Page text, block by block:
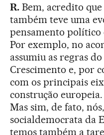
R.Bem, acredito que
também teve uma
pensamento político
Por exemplo, no
assumiu as regras
Crescimento e, por
com os principais
construção
Mas sim, de fato,
socialdemocrata da
temos também a